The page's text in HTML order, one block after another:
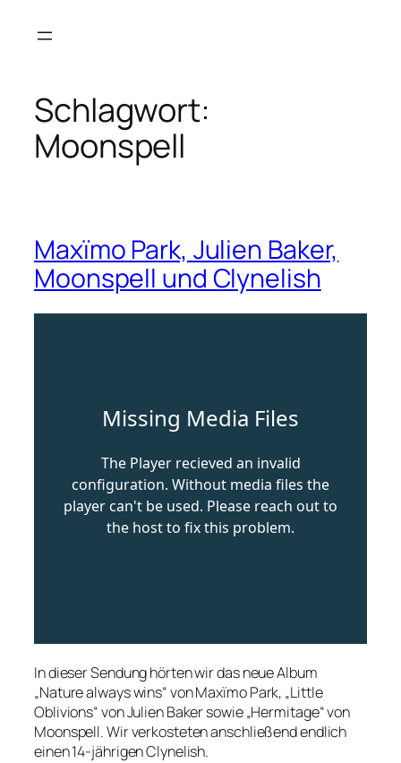
Inhalt
Schlagwort:
Moonspell
Maxïmo Park, Julien Baker,
Moonspell und Clynelish
In dieser Sendung hörten wir das neue Album
„Nature always wins“ von Maxïmo Park, „Little
Oblivions“ von Julien Baker sowie „Hermitage“ von
Moonspell. Wir verkosteten anschließend endlich
einen 14-jährigen Clynelish.